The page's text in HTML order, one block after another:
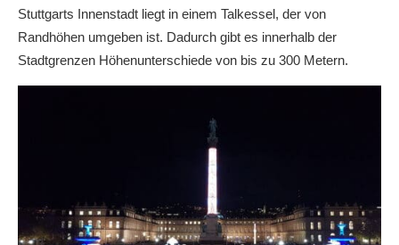
Stuttgarts Innenstadt liegt in einem Talkessel, der von
Randhöhen umgeben ist. Dadurch gibt es innerhalb der
Stadtgrenzen Höhenunterschiede von bis zu 300 Metern.